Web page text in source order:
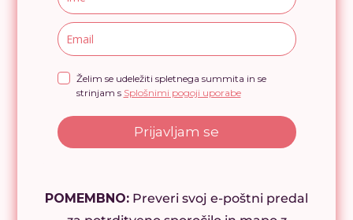
Želim se udeležiti spletnega summita in se
strinjam s Splošnimi pogoji uporabe
Prijavljam se
POMEMBNO: Preveri svoj e-poštni predal